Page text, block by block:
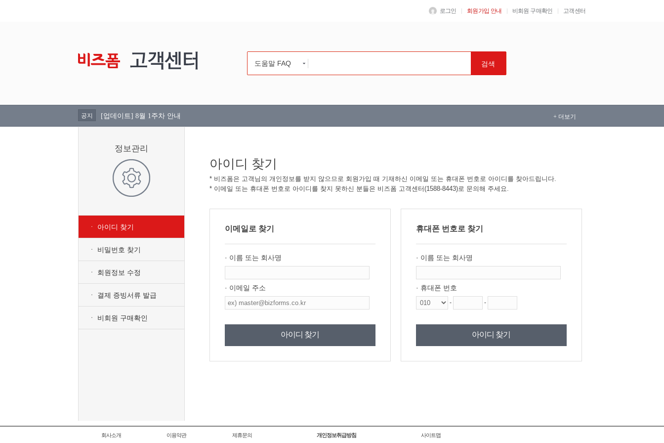
로그인 회원가입 안내 비회원 구매확인 고객센터
도움말 FAQ 검색
공지 [업데이트] 8월 1주차 안내 + 더보기
정보관리
ㆍ 아이디 찾기
ㆍ 비밀번호 찾기
ㆍ 회원정보 수정
ㆍ 결제 증빙서류 발급
ㆍ 비회원 구매확인
아이디 찾기
* 비즈폼은 고객님의 개인정보를 받지 않으므로 회원가입 때 기재하신 이메일 또는 휴대폰 번호로 아이디를 찾아드립니다.
* 이메일 또는 휴대폰 번호로 아이디를 찾지 못하신 분들은 비즈폼 고객센터(1588-8443)로 문의해 주세요.
이메일로 찾기
· 이름 또는 회사명
· 이메일 주소
아이디 찾기
휴대폰 번호로 찾기
· 이름 또는 회사명
· 휴대폰 번호
- -
아이디 찾기
회사소개 이용약관 제휴문의 개인정보취급방침 사이트맵